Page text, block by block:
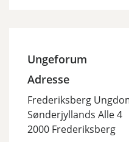
Ungeforum
Adresse
Frederiksberg
Sønderjyllands Alle 4
2000 Frederiksberg